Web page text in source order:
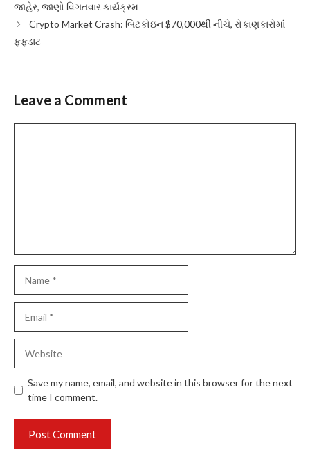
જાહેર, જાણો વિગતવાર કાર્યક્રમ
Crypto Market Crash: બિટકોઇન $70,000થી નીચે, રોકાણકારોમાં
ફફડાટ
Leave a Comment
Save my name, email, and website in this browser for the next
time I comment.